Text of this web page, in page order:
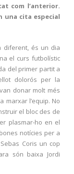
com l’anterior.
una cita especial
diferent, és un dia
el curs futbolístic
del primer partit a
dolorós per la
donar molt més
marxar l’equip. No
el bloc des de
plasmar-ho en el
notícies per a
Coris un cop
són baixa Jordi